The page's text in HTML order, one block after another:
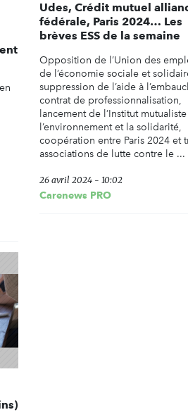
Udes, Crédit mutuel
fédérale, Paris 2024… Les
brèves ESS de la semaine
Opposition de l’Union des
de l’économie sociale et
suppression de l’aide à
contrat de professionnalisation,
lancement de l’Institut
l’environnement et la solidarité,
coopération entre Paris 2024 et
associations de lutte contre le ...
26 avril 2024 - 10:02
Carenews PRO